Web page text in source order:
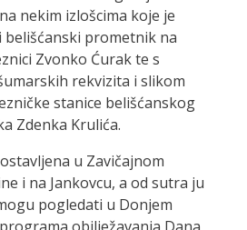
nekim izlošcima koje je
prometnik na
Zvonko Ćurak te s
rekvizita i slikom
stanice belišćanskog
Zdenka Krulića.
u Zavičajnom
i na Jankovcu, a od sutra ju
pogledati u Donjem